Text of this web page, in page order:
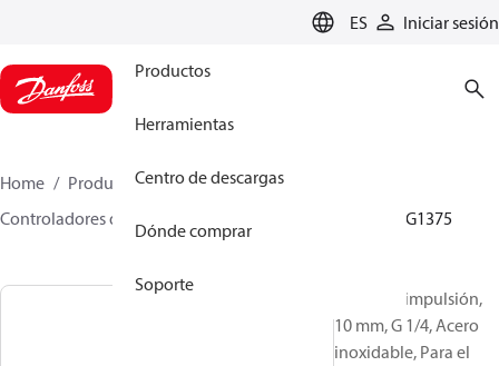
ES Iniciar sesión
Productos
Herramientas
Centro de descargas
Dónde comprar
Soporte
Home Productos
Climate Solutions for heating
Controladores de caudal y presión
003G1375
Tubos de impulsión,
10 mm, G 1/4, Acero
inoxidable, Para el